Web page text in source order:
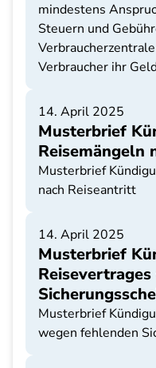
mindestens
Steuern und
Verbraucher ihr
14. April 2025
Musterbrief
Reisemängeln
Musterbrief
nach Reiseantritt
14. April 2025
Musterbrief
Musterbrief
wegen fehlenden